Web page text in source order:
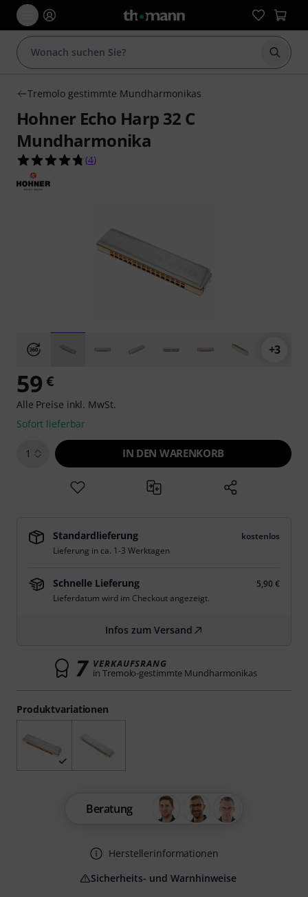
Suche
Tremolo gestimmte Mundharmonikas
Hohner Echo Harp 32 C
Mundharmonika
4.8 von 5 Sternen aus 4 Kundenbewertungen
(4)
+3
Produktvariationen
59 €
Alle Preise inkl. MwSt.
Sofort lieferbar
1 IN DEN WARENKORB
Standardlieferung
kostenlos
Lieferung in ca. 1-3 Werktagen
Schnelle Lieferung
5,90 €
Lieferdatum wird im Checkout angezeigt.
Infos zum Versand
7 VERKAUFSRANG
in Tremolo-gestimmte Mundharmonikas
Beratung
Herstellerinformationen
Sicherheits- und Warnhinweise